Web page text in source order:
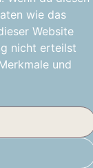
wie das
Website
nicht erteilst
und